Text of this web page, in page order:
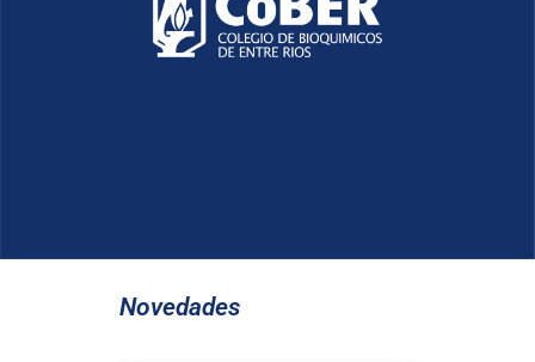
Novedades